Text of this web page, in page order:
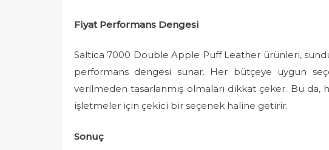
Fiyat Performans Dengesi
Saltica 7000 Double Apple Puff Leather ürünleri,
performans dengesi sunar. Her bütçeye uygun
verilmeden tasarlanmış olmaları dikkat çeker. Bu da,
işletmeler için çekici bir seçenek haline getirir.
Sonuç